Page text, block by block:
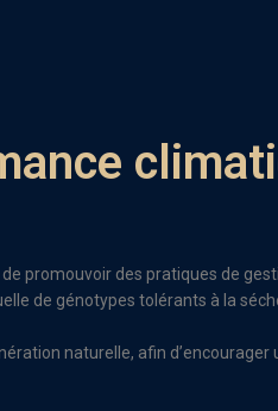
promouvoir des pratiques de
de génotypes tolérants à la
naturelle, afin d’encourager